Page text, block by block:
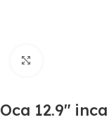
Oca 12.9″